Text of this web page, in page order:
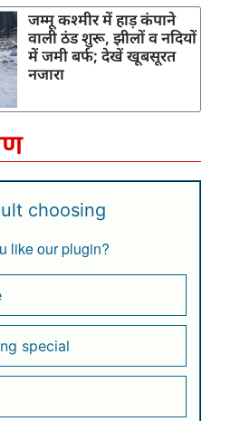
जम्मू कश्मीर में हाड़ कंपाने
वाली ठंड शुरू, झीलों व नदियों
में जमी बर्फ; देखें खूबसूरत
नजारा
choosing
like our plugin?
special